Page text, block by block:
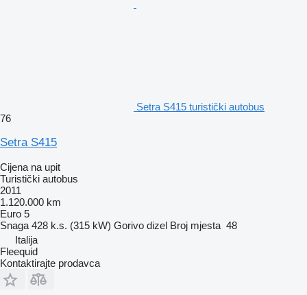
Setra S415 turistički autobus
76
Setra S415
Cijena na upit
Turistički autobus
2011
1.120.000 km
Euro 5
Snaga 428 k.s. (315 kW) Gorivo dizel Broj mjesta 48
Italija
Fleequid
Kontaktirajte prodavca